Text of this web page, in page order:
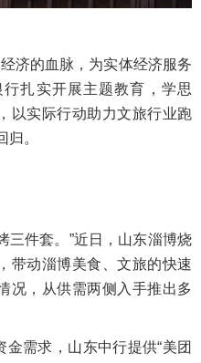
的血脉，为实体经济服务
扎实开展主题教育，学思
以实际行动助力文旅行业跑
归。
三件套。”近日，山东淄博烧
带动淄博美食、文旅的快速
况，从供需两侧入手推出多
需求，山东中行提供“美团